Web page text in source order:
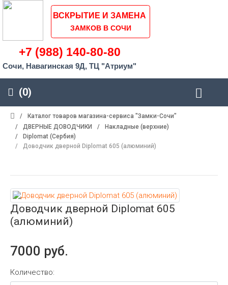
ВСКРЫТИЕ И ЗАМЕНА
ЗАМКОВ В СОЧИ
+7 (988) 140-80-80
Сочи, Навагинская 9Д, ТЦ "Атриум"
(0)
/
Каталог товаров магазина-сервиса "Замки-Сочи"
/
ДВЕРНЫЕ ДОВОДЧИКИ /
Накладные (верхние)
/
Diplomat (Сербия)
/
Доводчик дверной Diplomat 605 (алюминий)
Доводчик дверной Diplomat 605
(алюминий)
7000 руб.
Количество: